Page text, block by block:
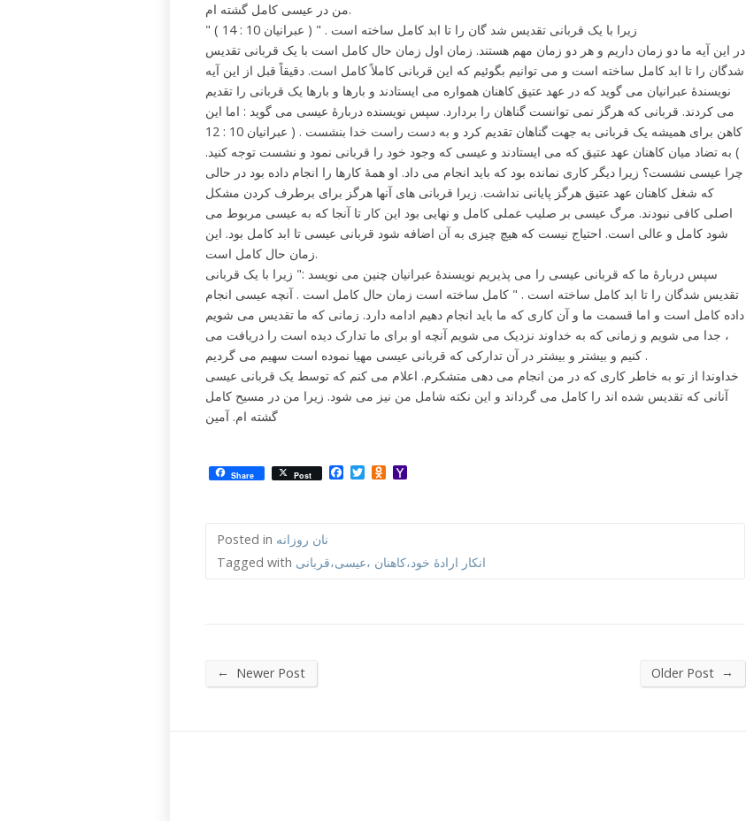
من در عیسی کامل گشته ام.
" زیرا با یک قربانی تقدیس شد گان را تا ابد کامل ساخته است . " ( عبرانیان 10 : 14 )
در این آیه ما دو زمان داریم و هر دو زمان مهم هستند. زمان اول زمان حال کامل است با یک قربانی تقدیس
شدگان را تا ابد کامل ساخته است و می توانیم بگوئیم که این قربانی کاملاً کامل است. دقیقاً قبل از این آیه
نویسندۀ عبرانیان می گوید که در عهد عتیق کاهنان همواره می ایستادند و بارها و بارها یک قربانی را تقدیم
می کردند. قربانی که هرگز نمی توانست گناهان را بردارد. سپس نویسنده دربارۀ عیسی می گوید : اما این
کاهن برای همیشه یک قربانی به جهت گناهان تقدیم کرد و به دست راست خدا بنشست . ( عبرانیان 10 : 12
) به تضاد میان کاهنان عهد عتیق که می ایستادند و عیسی که وجود خود را قربانی نمود و نشست توجه کنید.
چرا عیسی نشست؟ زیرا دیگر کاری نمانده بود که باید انجام می داد. او همۀ کارها را انجام داده بود در حالی
که شغل کاهنان عهد عتیق هرگز پایانی نداشت. زیرا قربانی های آنها هرگز برای برطرف کردن مشکل
اصلی کافی نبودند. مرگ عیسی بر صلیب عملی کامل و نهایی بود این کار تا آنجا که به عیسی مربوط می
شود کامل و عالی است. احتیاج نیست که هیچ چیزی به آن اضافه شود قربانی عیسی تا ابد کامل بود. این
زمان حال کامل است.
سپس دربارۀ ما که قربانی عیسی را می پذیریم نویسندۀ عبرانیان چنین می نویسد :" زیرا با یک قربانی
تقدیس شدگان را تا ابد کامل ساخته است . " کامل ساخته است زمان حال کامل است . آنچه عیسی انجام
داده کامل است و اما قسمت ما و آن کاری که ما باید انجام دهیم ادامه دارد. زمانی که ما تقدیس می شویم
، جدا می شویم و زمانی که به خداوند نزدیک می شویم آنچه او برای ما تدارک دیده است را دریافت می
کنیم و بیشتر و بیشتر در آن تدارکی که قربانی عیسی مهیا نموده است سهیم می گردیم .
خداوندا از تو به خاطر کاری که در من انجام می دهی متشکرم. اعلام می کنم که توسط یک قربانی عیسی
آنانی که تقدیس شده اند را کامل می گرداند و این نکته شامل من نیز می شود. زیرا من در مسیح کامل
گشته ام. آمین
Share Post Facebook
TwitterOdnoklassniki
Posted in نان روزانه
Tagged with انکار ارادۀ خود،کاهنان ،عیسی،قربانی
← Newer Post Older Post →